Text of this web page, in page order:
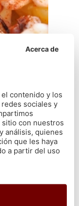
pulpos ya
Acerca de
contenido y los
sociales y
con nuestros
análisis, quienes
que les haya
a partir del uso